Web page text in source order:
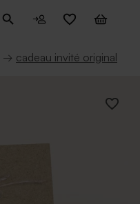
→ cadeau invité original